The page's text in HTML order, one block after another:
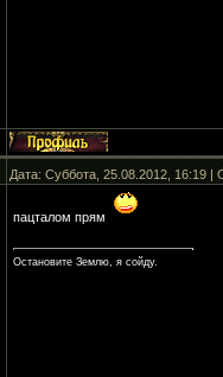
Дата: Суббота, 25.08.2012, 16:19
пацталом прям
Остановите Землю, я сойду.